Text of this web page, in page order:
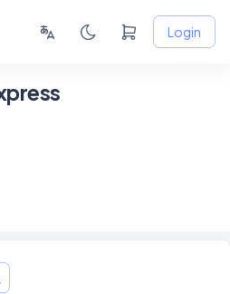
Login